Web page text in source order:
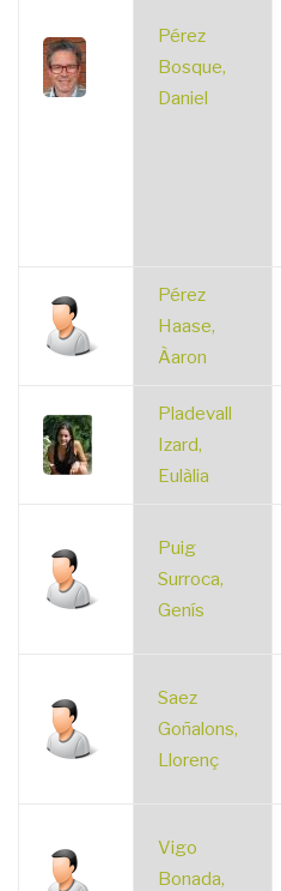
Pérez
Bosque,
Daniel
Pérez
Haase,
Àaron
Pladevall
Izard,
Eulàlia
Puig
Surroca,
Genís
Saez
Goñalons,
Llorenç
Vigo
Bonada,